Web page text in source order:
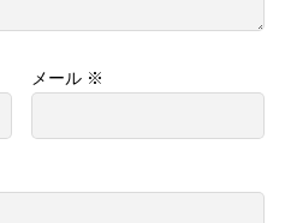
メール ※